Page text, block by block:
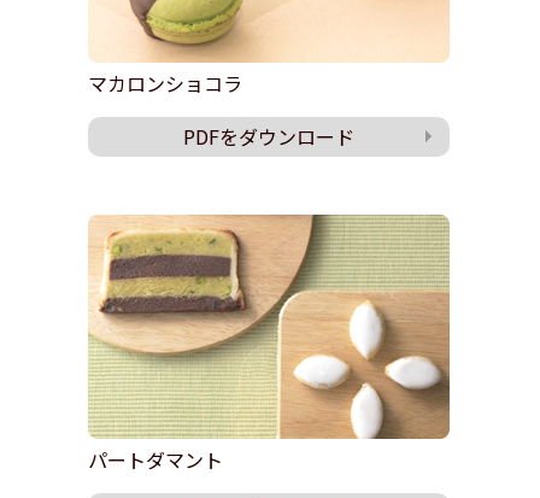
マカロンショコラ
PDFをダウンロード
パートダマント